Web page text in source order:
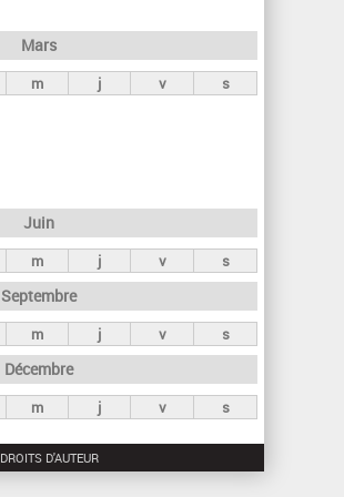
Mars
m j v s
Juin
m j v s
Septembre
m j v s
Décembre
m j v s
DROITS D'AUTEUR